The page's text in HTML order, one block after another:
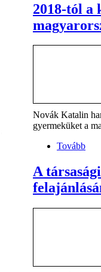
2018-tól a
Novák Katalin
gyermeküket a
Tovább
A